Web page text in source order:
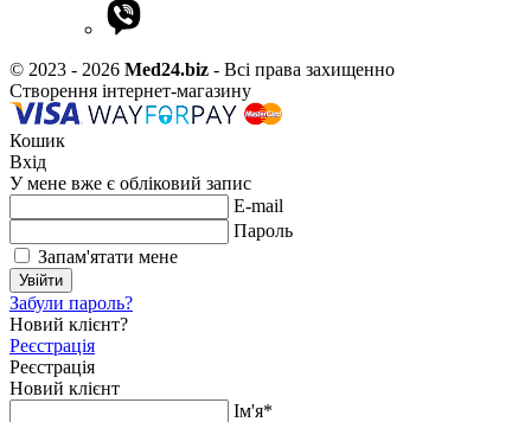
© 2023 - 2026 Med24.biz - Всі права захищенно
Створення інтернет-магазину
Кошик
Вхід
У мене вже є обліковий запис
E-mail
Пароль
Запам'ятати мене
Увійти
Забули пароль?
Новий клієнт?
Реєстрація
Реєстрація
Новий клієнт
Ім'я*